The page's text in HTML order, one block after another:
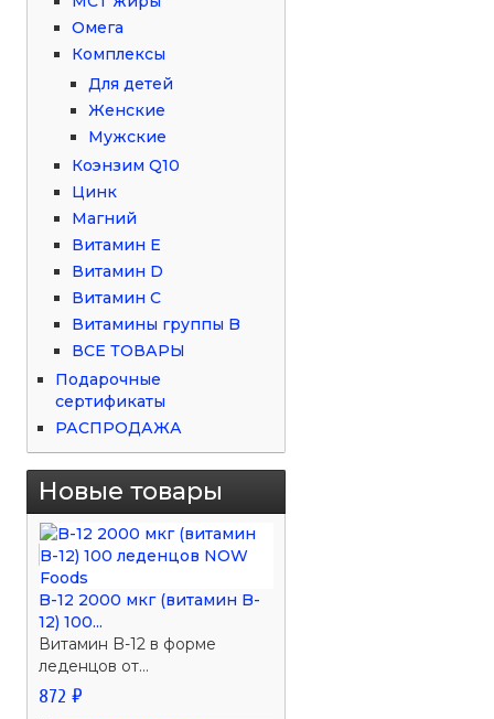
Омега
Комплексы
Для детей
Женские
Мужские
Коэнзим Q10
Цинк
Магний
Витамин Е
Витамин D
Витамин С
Витамины группы B
ВСЕ ТОВАРЫ
Подарочные
сертификаты
РАСПРОДАЖА
Новые товары
B-12 2000 мкг (витамин B-
12) 100...
Витамин B-12 в форме
леденцов от...
872 ₽